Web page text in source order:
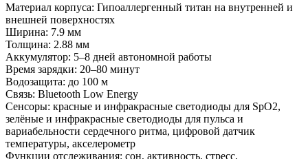
Материал корпуса: Гипоаллергенный титан на внутренней и
внешней поверхностях
Ширина: 7.9 мм
Толщина: 2.88 мм
Аккумулятор: 5–8 дней автономной работы
Время зарядки: 20–80 минут
Водозащита: до 100 м
Связь: Bluetooth Low Energy
Сенсоры: красные и инфракрасные светодиоды для SpO2,
зелёные и инфракрасные светодиоды для пульса и
вариабельности сердечного ритма, цифровой датчик
температуры, акселерометр
Функции отслеживания: сон, активность, стресс,